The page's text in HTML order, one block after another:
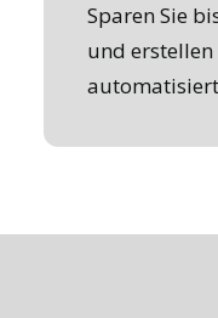
Sparen Sie
und